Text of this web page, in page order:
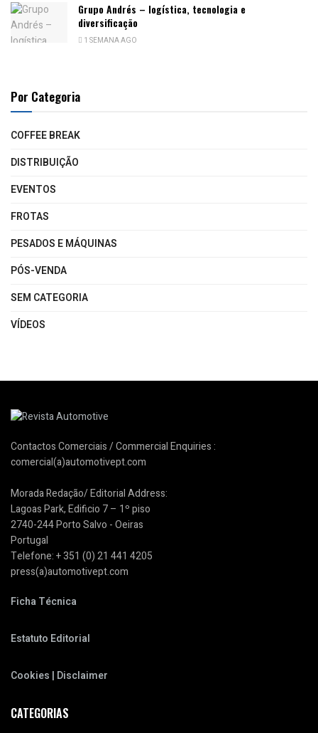
Grupo Andrés – logística, tecnologia e
diversificação
1 SEMANA AGO
Por Categoria
COFFEE BREAK
DISTRIBUIÇÃO
EVENTOS
FROTAS
PESADOS E MÁQUINAS
PÓS-VENDA
SEM CATEGORIA
VÍDEOS
Contactos Comerciais / Commercial Enquiries :
comercial(a)automotivept.com
Morada Redação/ Editorial Address:
Lagoas Park, Edificio 7 – 1º piso
2740-244 Porto Salvo - Oeiras
Portugal
Telefone: + 351 (0) 21 441 4205
press(a)automotivept.com
Ficha Técnica
Estatuto Editorial
Cookies | Disclaimer
CATEGORIAS